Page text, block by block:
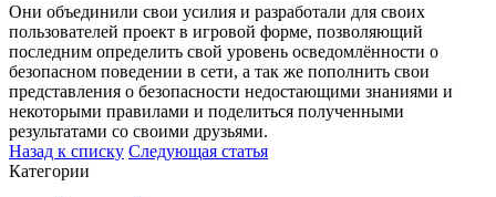
Они объединили свои усилия и разработали для своих
пользователей проект в игровой форме, позволяющий
последним определить свой уровень осведомлённости о
безопасном поведении в сети, а так же пополнить свои
представления о безопасности недостающими знаниями и
некоторыми правилами и поделиться полученными
результатами со своими друзьями.
Назад к списку Следующая статья
Категории